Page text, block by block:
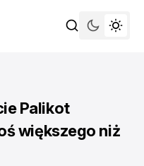
Palikot
większego niż